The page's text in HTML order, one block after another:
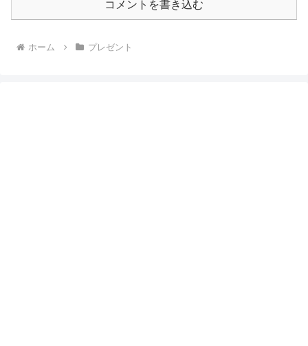
コメントを書き込む
ホーム プレゼント